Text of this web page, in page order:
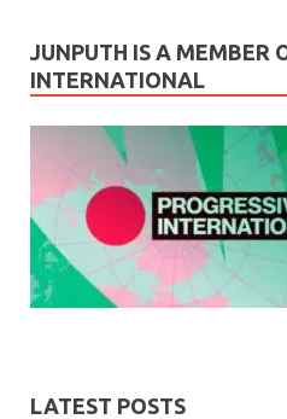
JUNPUTH IS A MEMBER
INTERNATIONAL
LATEST POSTS